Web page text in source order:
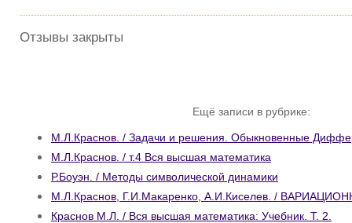
Отзывы закрыты
Ещё записи в рубрике:
М.Л.Краснов. / Задачи и решения. Обыкновенные
М.Л.Краснов. / т.4 Вся высшая математика
Р.Боуэн. / Методы символической динамики
М.Л.Краснов, Г.И.Макаренко, А.И.Киселев. /
Краснов М.Л. / Вся высшая математика: Учебник. Т. 2.